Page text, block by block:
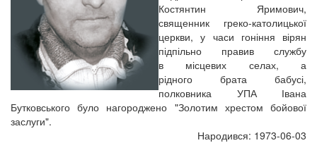
Костянтин Яримович,
священник греко-католицької
церкви, у часи гоніння вірян
підпільно правив службу
в місцевих селах, а
рідного брата бабусі,
полковника УПА Івана
Бутковського було нагороджено "Золотим хрестом бойової
заслуги".
Народився: 1973-06-03